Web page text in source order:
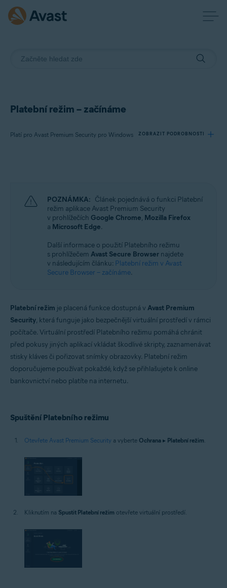
Platební režim – začínáme
Platí pro Avast Premium Security pro Windows ZOBRAZIT PODROBNOSTI
Operační systémy:
Microsoft Windows 11 Home / Pro / Enterprise / Education
Microsoft Windows 10 Home / Pro / Enterprise / Education – 32/64bitová
Microsoft Windows 8.1 / Pro / Enterprise – 32/64bitová verze
Microsoft Windows 8 / Pro / Enterprise – 32/64bitová verze
Microsoft Windows 7 Home Basic / Home Premium / Professional /
Enterprise / Ultimate – Service Pack 1 s aktualizací Convenient Rollup
POZNÁMKA: Článek pojednává o funkci Platební
režim aplikace Avast Premium Security
v prohlížečích Google Chrome, Mozilla Firefox
a Microsoft Edge.
Další informace o použití Platebního režimu
s prohlížečem Avast Secure Browser najdete
v následujícím článku: Platební režim v Avast
Secure Browser – začínáme.
Platební režim je placená funkce dostupná v Avast Premium
Security, která funguje jako bezpečnější virtuální prostředí v rámci
počítače. Virtuální prostředí Platebního režimu pomáhá chránit
před pokusy jiných aplikací vkládat škodlivé skripty, zaznamenávat
stisky kláves či pořizovat snímky obrazovky. Platební režim
doporučujeme používat pokaždé, když se přihlašujete k online
bankovnictví nebo platíte na internetu.
Spuštění Platebního režimu
Otevřete Avast Premium Security a vyberte Ochrana ▸ Platební režim.
Kliknutím na Spustit Platební režim otevřete virtuální prostředí.